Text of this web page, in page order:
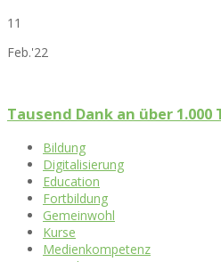
11
Feb.'22
Tausend Dank an über
Bildung
Digitalisierung
Education
Fortbildung
Gemeinwohl
Kurse
Medienkompetenz